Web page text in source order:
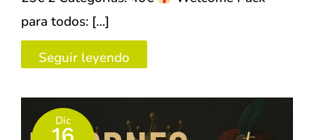
para todos: […]
I
FUNDACIÓN
NATURA
Seguir leyendo
Dic